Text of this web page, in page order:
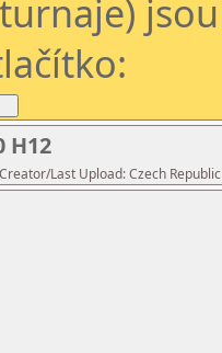
H12
Last Upload: Czech